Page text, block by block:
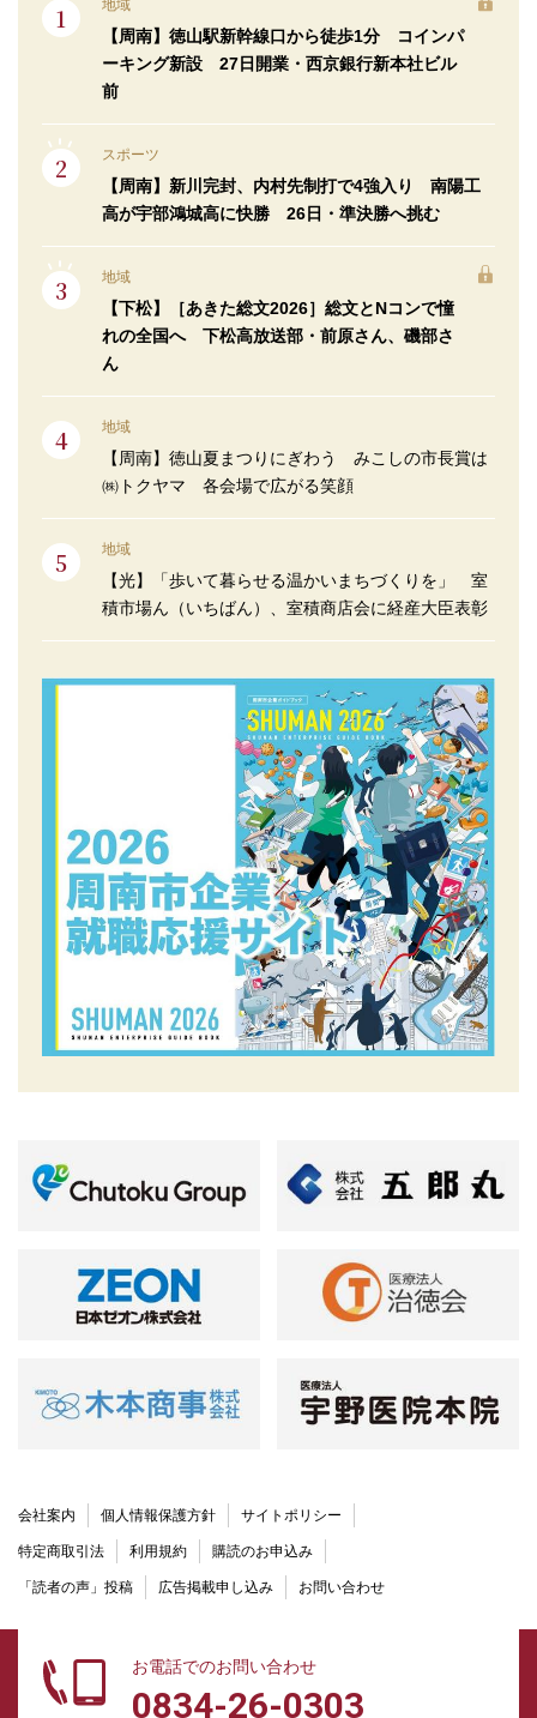
地域
【周南】徳山駅新幹線口から徒歩1分 コインパ
ーキング新設 27日開業・西京銀行新本社ビル
前
スポーツ
【周南】新川完封、内村先制打で4強入り 南陽工
高が宇部鴻城高に快勝 26日・準決勝へ挑む
地域
【下松】［あきた総文2026］総文とNコンで憧
れの全国へ 下松高放送部・前原さん、磯部さ
ん
地域
【周南】徳山夏まつりにぎわう みこしの市長賞は
㈱トクヤマ 各会場で広がる笑顔
地域
【光】「歩いて暮らせる温かいまちづくりを」 室
積市場ん（いちばん）、室積商店会に経産大臣表彰
会社案内 個人情報保護方針 サイトポリシー
特定商取引法 利用規約 購読のお申込み
「読者の声」投稿 広告掲載申し込み お問い合わせ
お電話でのお問い合わせ
0834-26-0303